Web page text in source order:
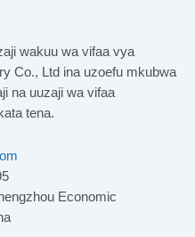
wakuu wa vifaa vya
Co., Ltd ina uzoefu mkubwa
na uuzaji wa vifaa
tena.
Economic